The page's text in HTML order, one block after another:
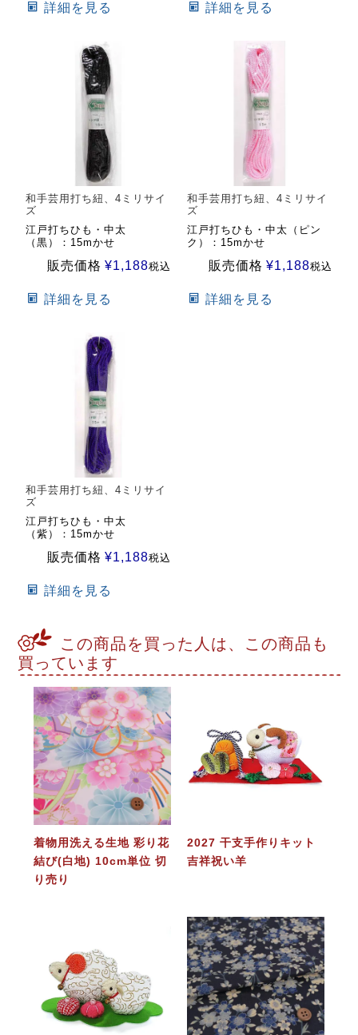
詳細を見る 詳細を見る
和手芸用打ち紐、4ミリサイ
ズ
江戸打ちひも・中太
（黒）：15mかせ
販売価格 ¥1,188税込
詳細を見る
和手芸用打ち紐、4ミリサイ
ズ
江戸打ちひも・中太（ピン
ク）：15mかせ
販売価格 ¥1,188税込
詳細を見る
和手芸用打ち紐、4ミリサイ
ズ
江戸打ちひも・中太
（紫）：15mかせ
販売価格 ¥1,188税込
詳細を見る
この商品を買った人は、この商品も
買っています
着物用洗える生地 彩り花
結び(白地) 10cm単位 切
り売り
2027 干支手作りキット
吉祥祝い羊